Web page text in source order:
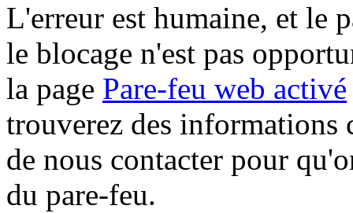
L'erreur est humaine, et le
le blocage n'est pas
la page Pare-feu web activé
trouverez des informations
de nous contacter pour
du pare-feu.